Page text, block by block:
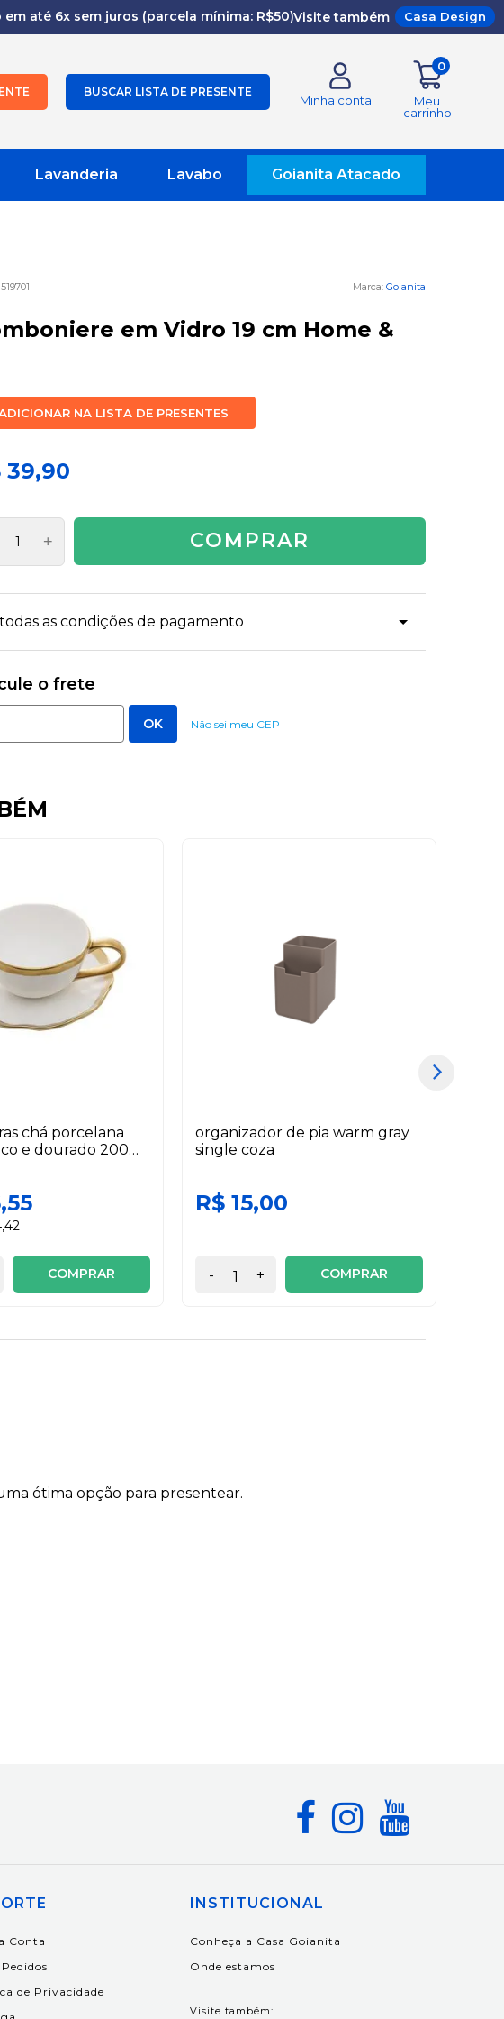
até 6x sem juros (parcela mínima: R$50)Visite também Casa Design
BUSCAR LISTA DE PRESENTE
Minha conta
0
Meu
carrinho
Lavanderia Lavabo Goianita Atacado
Goianita
em Vidro 19 cm Home &
NA LISTA DE PRESENTES
39,90
+ COMPRAR
as condições de pagamento
Não sei meu CEP
chá porcelana
e dourado 200
COMPRAR
organizador de pia warm gray
single coza
R$ 15,00
- + COMPRAR
ótima opção para presentear.
Conta
de Privacidade
INSTITUCIONAL
Conheça a Casa Goianita
Onde estamos
Visite também: